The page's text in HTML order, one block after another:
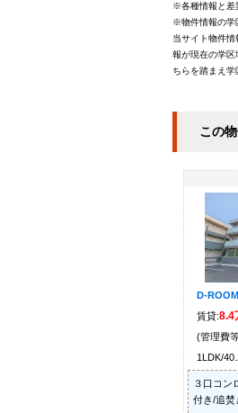
※各種情報と差
※物件情報の学
当サイト物件
報が現在の学区
ちらを踏まえ学
この
D-
賃貸:8.4
(管理費
1LDK/
３口コン
付き/追焚